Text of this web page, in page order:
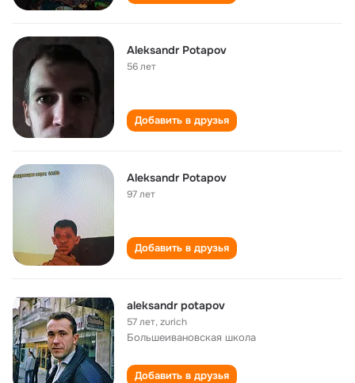
Aleksandr Potapov
56 лет
Добавить в друзья
Aleksandr Potapov
97 лет
Добавить в друзья
aleksandr potapov
57 лет,zurich
Большеивановская школа
Добавить в друзья